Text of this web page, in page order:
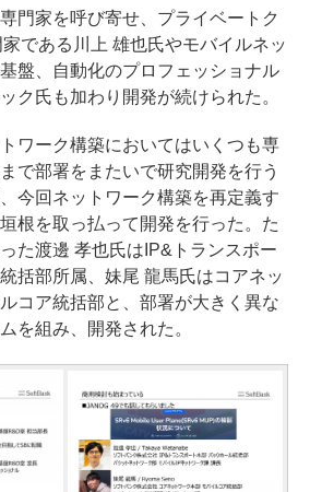
門家を呼び寄せ、プライベートク
である川上 雄也氏やモバイルネッ
盤、自動化のプロフェッショナル
ク氏も加わり開発が続けられた。
ワーク構築においてはいくつも専
で部署をまたいで研究開発を行う
今回ネットワーク構築を再定義す
根を取っ払って開発を行った。た
た渡邊 孝也氏はIP&トランスポー
括部所属、妹尾 龍馬氏はコアネッ
コア統括部と、部署が大きく異な
を組み、開発された。